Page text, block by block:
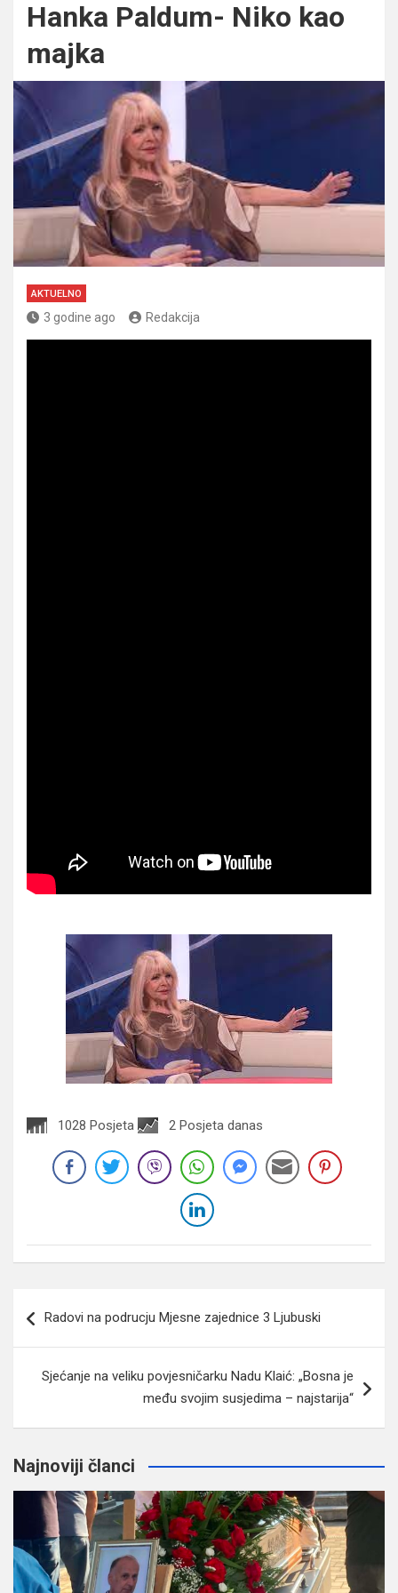
Hanka Paldum- Niko kao
majka
AKTUELNO
3 godine ago Redakcija
1028 Posjeta 2 Posjeta danas
članaka
Radovi na podrucju Mjesne zajednice 3 Ljubuski
Sjećanje na veliku povjesničarku Nadu Klaić: „Bosna je
među svojim susjedima – najstarija“
Najnoviji članci